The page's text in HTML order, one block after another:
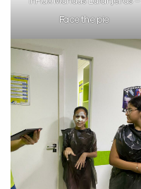
Face the pie